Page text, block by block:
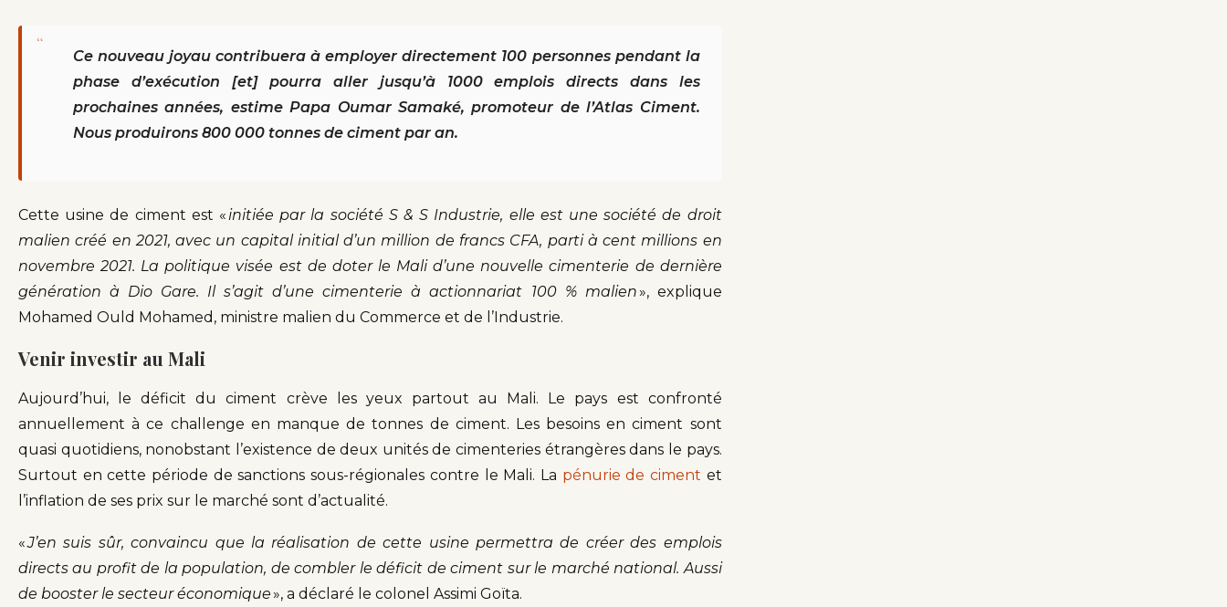
“
Ce nouveau joyau contribuera à employer directement 100 personnes pendant la
phase d’exécution [et] pourra aller jusqu’à 1000 emplois directs dans les
prochaines années, estime Papa Oumar Samaké, promoteur de l’Atlas Ciment.
Nous produirons 800 000 tonnes de ciment par an.
Cette usine de ciment est « initiée par la société S & S Industrie, elle est une société de droit
malien créé en 2021, avec un capital initial d’un million de francs CFA, parti à cent millions en
novembre 2021. La politique visée est de doter le Mali d’une nouvelle cimenterie de dernière
génération à Dio Gare. Il s’agit d’une cimenterie à actionnariat 100 % malien», explique
Mohamed Ould Mohamed, ministre malien du Commerce et de l’Industrie.
Venir investir au Mali
Aujourd’hui, le déficit du ciment crève les yeux partout au Mali. Le pays est confronté
annuellement à ce challenge en manque de tonnes de ciment. Les besoins en ciment sont
quasi quotidiens, nonobstant l’existence de deux unités de cimenteries étrangères dans le pays.
Surtout en cette période de sanctions sous-régionales contre le Mali. La pénurie de ciment et
l’inflation de ses prix sur le marché sont d’actualité.
«J’en suis sûr, convaincu que la réalisation de cette usine permettra de créer des emplois
directs au profit de la population, de combler le déficit de ciment sur le marché national. Aussi
de booster le secteur économique», a déclaré le colonel Assimi Goïta.